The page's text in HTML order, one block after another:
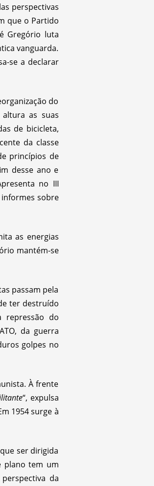
perspectivas
que o Partido
Gregório luta
vanguarda.
se a declarar
do
as suas
de bicicleta,
da classe
princípios de
desse ano e
no III
informes sobre
as energias
mantém-se
passam pela
ter destruído
repressão do
da guerra
golpes no
À frente
“, expulsa
1954 surge à
ser dirigida
plano tem um
da